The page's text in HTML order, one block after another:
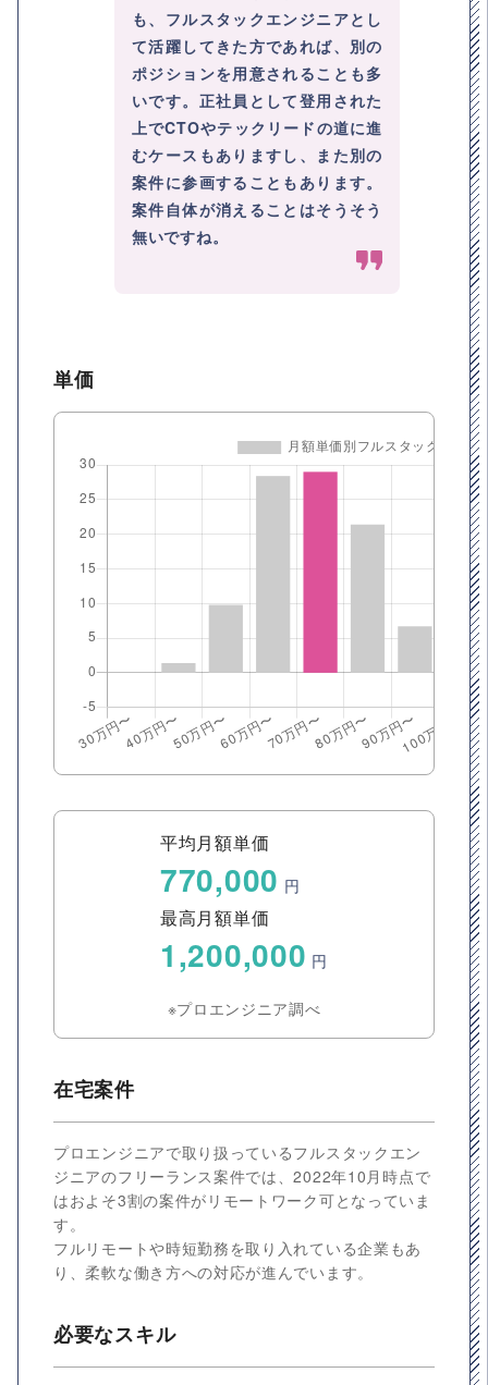
も、フルスタックエンジニアとし
て活躍してきた方であれば、別の
ポジションを用意されることも多
いです。正社員として登用された
上でCTOやテックリードの道に進
むケースもありますし、また別の
案件に参画することもあります。
案件自体が消えることはそうそう
無いですね。
単価
平均月額単価
770,000 円
最高月額単価
1,200,000 円
※プロエンジニア調べ
在宅案件
プロエンジニアで取り扱っているフルスタックエン
ジニアのフリーランス案件では、2022年10月時点で
はおよそ3割の案件がリモートワーク可となっていま
す。
フルリモートや時短勤務を取り入れている企業もあ
り、柔軟な働き方への対応が進んでいます。
必要なスキル